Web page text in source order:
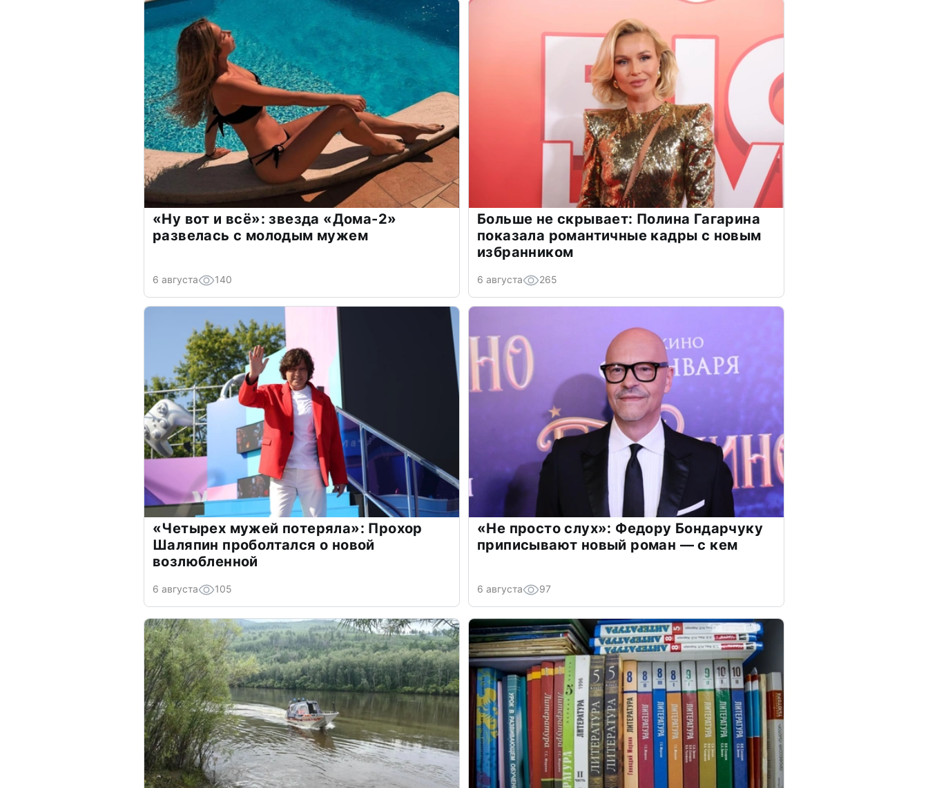
«Ну вот и всё»: звезда «Дома-2»
развелась с молодым мужем
6 августа 140
Больше не скрывает: Полина Гагарина
показала романтичные кадры с новым
избранником
6 августа 265
«Четырех мужей потеряла»: Прохор
Шаляпин проболтался о новой
возлюбленной
6 августа 105
«Не просто слух»: Федору Бондарчуку
приписывают новый роман — с кем
6 августа 97